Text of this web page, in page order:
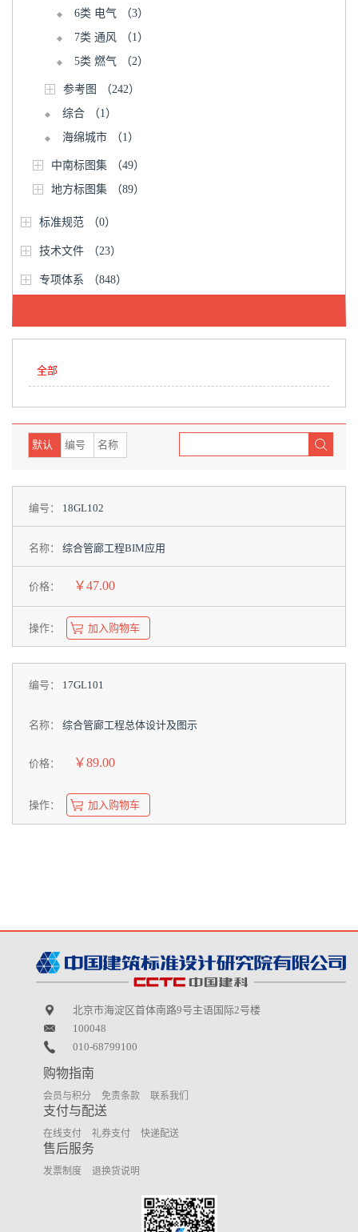
6类 电气
（3）
7类 通风
（1）
5类 燃气
（2）
参考图
（242）
综合
（1）
海绵城市
（1）
中南标图集
（49）
地方标图集
（89）
标准规范 （0）
技术文件 （23）
专项体系 （848）
全部
默认 编号 名称
编号： 18GL102
名称： 综合管廊工程BIM应用
价格： ￥47.00
操作： 加入购物车
编号： 17GL101
名称： 综合管廊工程总体设计及图示
价格： ￥89.00
操作： 加入购物车
北京市海淀区首体南路9号主语国际2号楼
100048
010-68799100
购物指南
会员与积分 免责条款 联系我们
支付与配送
在线支付 礼券支付 快递配送
售后服务
发票制度 退换货说明